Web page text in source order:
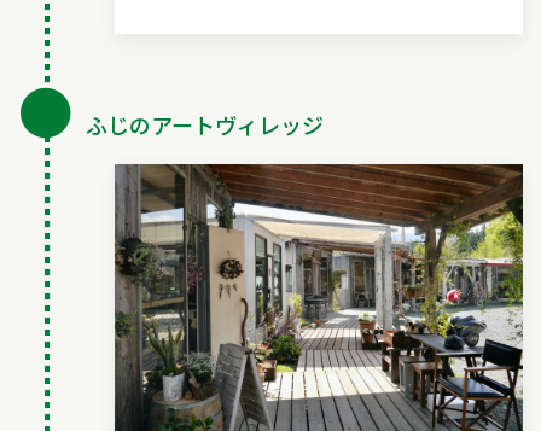
● ふじのアートヴィレッジ